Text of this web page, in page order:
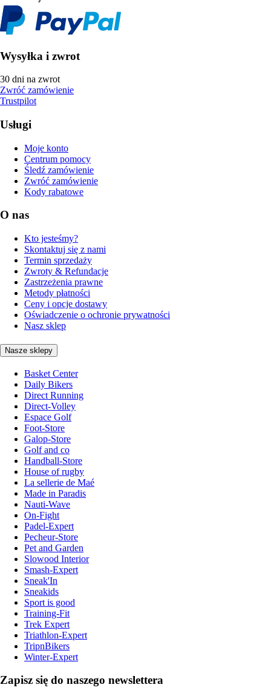
Wysyłka i zwrot
30 dni na zwrot
Zwróć zamówienie
Trustpilot
Usługi
Moje konto
Centrum pomocy
Śledź zamówienie
Zwróć zamówienie
Kody rabatowe
O nas
Kto jesteśmy?
Skontaktuj się z nami
Termin sprzedaży
Zwroty & Refundacje
Zastrzeżenia prawne
Metody płatności
Ceny i opcje dostawy
Oświadczenie o ochronie prywatności
Nasz sklep
Nasze sklepy
Basket Center
Daily Bikers
Direct Running
Direct-Volley
Espace Golf
Foot-Store
Galop-Store
Golf and co
Handball-Store
House of rugby
La sellerie de Maé
Made in Paradis
Nauti-Wave
On-Fight
Padel-Expert
Pecheur-Store
Pet and Garden
Slowood Interior
Smash-Expert
Sneak'In
Sneakids
Sport is good
Training-Fit
Trek Expert
Triathlon-Expert
TripnBikers
Winter-Expert
Zapisz się do naszego newslettera